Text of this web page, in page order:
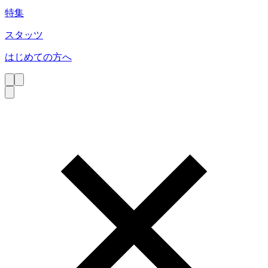
特集
スタッツ
はじめての方へ